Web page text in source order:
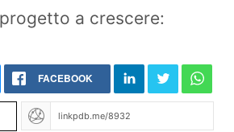
a crescere:
FACEBOOK